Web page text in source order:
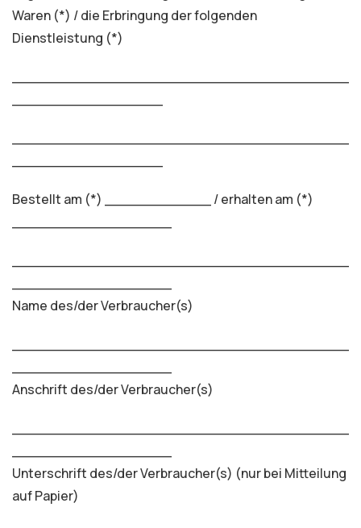
Waren (*) / die Erbringung der folgenden
Dienstleistung (*)
Bestellt am (*) ____________ / erhalten am (*)
Name des/der Verbraucher(s)
Anschrift des/der Verbraucher(s)
Unterschrift des/der Verbraucher(s) (nur bei Mitteilung
auf Papier)